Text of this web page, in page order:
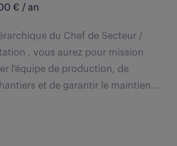
€ / an
du Chef de Secteur /
, vous aurez pour mission
l'équipe de production, de
et de garantir le maintien...